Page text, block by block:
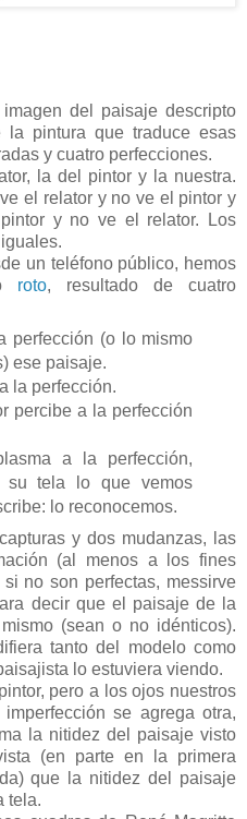
del paisaje descripto
pintura que traduce esas
y cuatro perfecciones.
la del pintor y la nuestra.
el relator y no ve el pintor y
y no ve el relator. Los
un teléfono público, hemos
roto, resultado de cuatro
perfección (o lo mismo
ese paisaje.
la perfección.
percibe a la perfección
a la perfección,
su tela lo que vemos
lo reconocemos.
y dos mudanzas, las
(al menos a los fines
no son perfectas, messirve
decir que el paisaje de la
(sean o no idénticos).
tanto del modelo como
lo estuviera viendo.
pero a los ojos nuestros
se agrega otra,
la nitidez del paisaje visto
(en parte en la primera
que la nitidez del paisaje
tela.